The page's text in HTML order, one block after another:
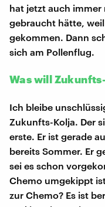
hat jetzt auch immer
gebraucht hätte,
gekommen. Dann
sich am Pollenflug.
Was will
Ich bleibe
Zukunfts-Kolja. Der
erste. Er ist gerade
bereits Sommer. Er
sei es schon
Chemo umgekippt
zur Chemo? Es ist